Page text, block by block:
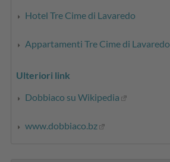
Hotel Tre Cime di Lavaredo
Appartamenti Tre Cime di Lavaredo
Ulteriori link
Dobbiaco su Wikipedia
www.dobbiaco.bz